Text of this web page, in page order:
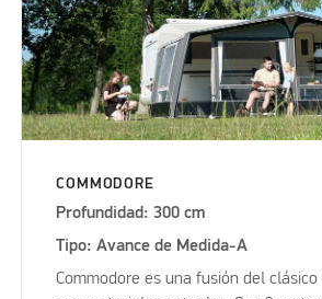
COMMODORE
Profundidad: 300 cm
Tipo: Avance de Medida-A
Commodore es una fusión del